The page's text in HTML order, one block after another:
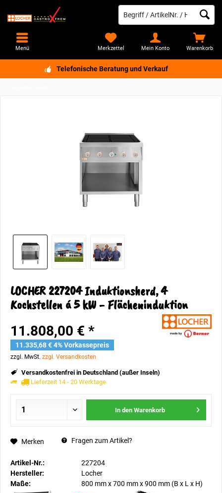
Telefonische Beratung und Verkauf
Warenkorb
Merkzettel Mein Konto
Menü
LOCHER 227204 Induktionsherd, 4
Kochstellen á 5 kW - Flächeninduktion
11.808,00 € *
11.335,68 € 4% Vorkassepreis
zzgl. MwSt. zzgl. Versandkosten
Versandkostenfrei in Deutschland (außer Inseln)
Lieferzeit 14 - 20 Werktage
In den Warenkorb
Merken Fragen zum Artikel?
Artikel-Nr.:
227204
Hersteller:
Locher
Maße:
800 mmx700 mmx900 mm (B x L x H)